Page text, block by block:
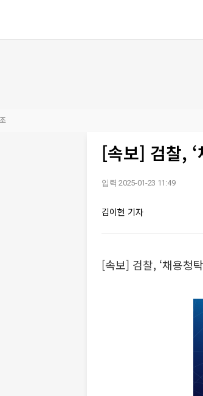
[속보] 검찰, ‘
입력 2025-01-23 11:49
김이현 기자
[속보] 검찰, ‘채용청